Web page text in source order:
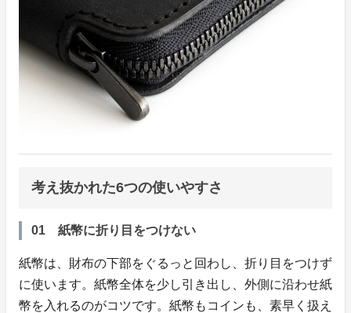
考え抜かれた6つの使いやすさ
01 紙幣に折り目をつけない
紙幣は、財布の下部をぐるっと回わし、折り目をつけず
に使います。紙幣全体を少し引き出し、外側に沿わせ紙
幣を入れるのがコツです。紙幣もコインも、素早く扱え